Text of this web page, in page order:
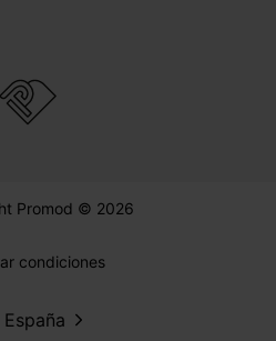
Promod © 2026
condiciones
España